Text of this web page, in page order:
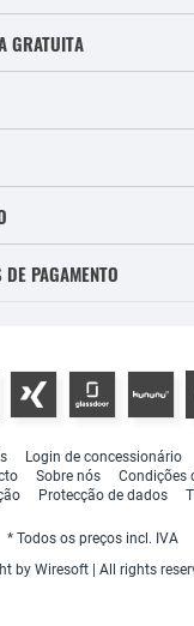
GRATUITA
PAGAMENTO
Login de concessionário
Sobre nós
Condições
Protecção de dados
* Todos os preços incl. IVA
by Wiresoft | All rights